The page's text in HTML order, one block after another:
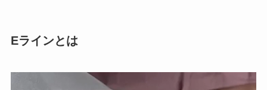
Eラインとは